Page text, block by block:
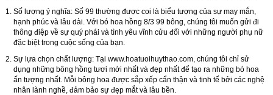
Số lượng ý nghĩa: Số 99 thường được coi là biểu tượng của sự may mắn,
hạnh phúc và lâu dài. Với bó hoa hồng 8/3 99 bông, chúng tôi muốn gửi đi
thông điệp về sự quý phái và tình yêu vĩnh cửu đối với những người phụ nữ
đặc biệt trong cuộc sống của bạn.
Sự lựa chọn chất lượng: Tại www.hoatuoihuythao.com, chúng tôi chỉ sử
dụng những bông hồng tươi mới nhất và đẹp nhất để tạo ra những bó hoa
ấn tượng nhất. Mỗi bông hoa được sắp xếp cẩn thận và tinh tế bởi các nghệ
nhân lành nghề, đảm bảo sự đẹp mắt và lâu bền.